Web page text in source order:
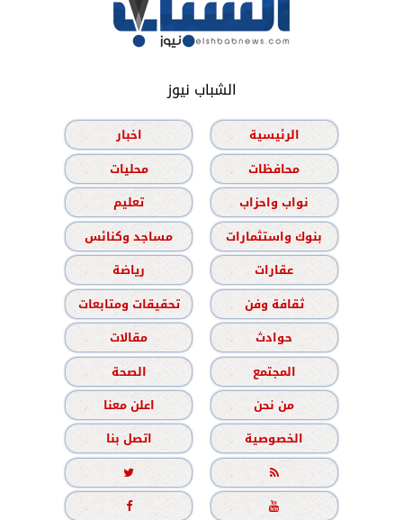
الشباب نيوز
الرئيسية
اخبار
محافظات
محليات
نواب واحزاب
تعليم
بنوك واستثمارات
مساجد وكنائس
عقارات
رياضة
ثقافة وفن
تحقيقات ومتابعات
حوادث
مقالات
المجتمع
الصحة
من نحن
اعلن معنا
الخصوصية
اتصل بنا



